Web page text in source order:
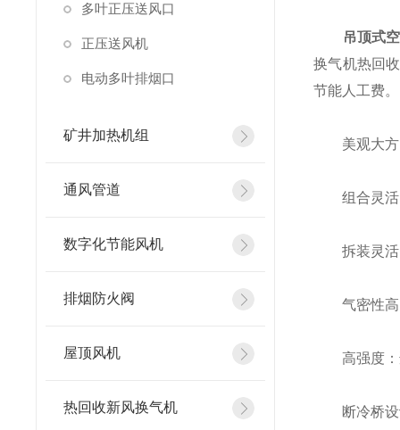
多叶正压送风口
正压送风机
电动多叶排烟口
矿井加热机组
通风管道
数字化节能风机
排烟防火阀
屋顶风机
热回收新风换气机
吊顶式
换气机热回
节能人工费。
美观大方
组合灵活：
拆装灵活：
气密性高：
高强度：
断冷桥设计